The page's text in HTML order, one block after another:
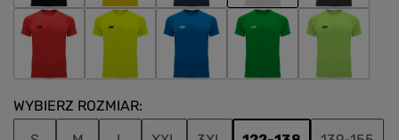
WYBIERZ ROZMIAR